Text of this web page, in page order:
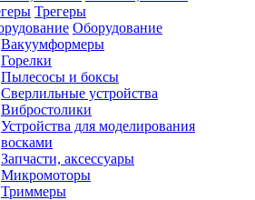
Трегеры
Оборудование
Вакуумформеры
Горелки
Пылесосы и боксы
Сверлильные устройства
Вибростолики
Устройства для моделирования
восками
Запчасти, аксессуары
Микромоторы
Триммеры